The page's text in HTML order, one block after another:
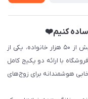
ساده کنیم❤️
با سال‌ها سابقه و اعتماد بیش از ۵۰ هزار خانواده، یکی از
با ارائه دو پکیج کامل
هوشمندانه برای زوج‌های